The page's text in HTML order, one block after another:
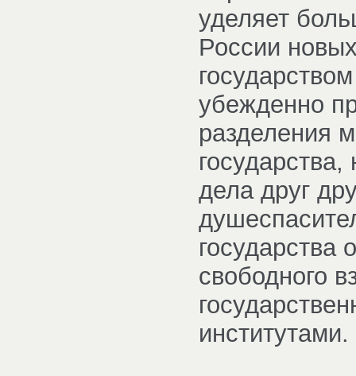
уделяет
России
убежденно
разделения
дела друг
государства
свободного
институтами.